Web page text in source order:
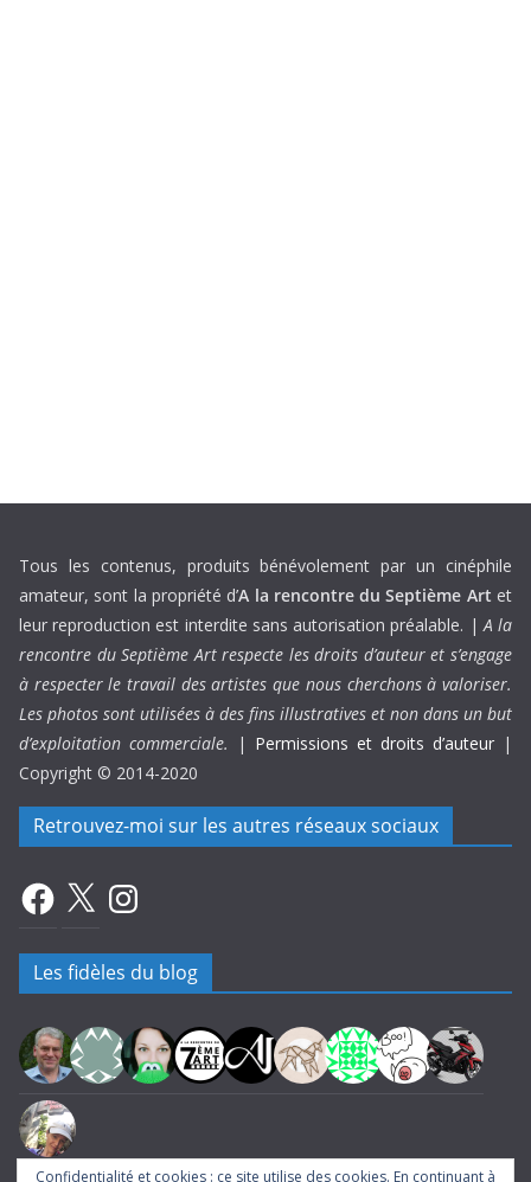
Tous les contenus, produits bénévolement par un cinéphile
amateur, sont la propriété d’A la rencontre du Septième Art et
leur reproduction est interdite sans autorisation préalable. |A la
rencontre du Septième Art respecte les droits d’auteur et s’engage
à respecter le travail des artistes que nous cherchons à valoriser.
Les photos sont utilisées à des fins illustratives et non dans un but
d’exploitation commerciale.
| Permissions et droits d’auteur |
Copyright © 2014-2020
Retrouvez-moi sur les autres réseaux sociaux
Facebook
X Instagram
Confidentialité et cookies : ce site utilise des cookies. En continuant à
Les fidèles du blog